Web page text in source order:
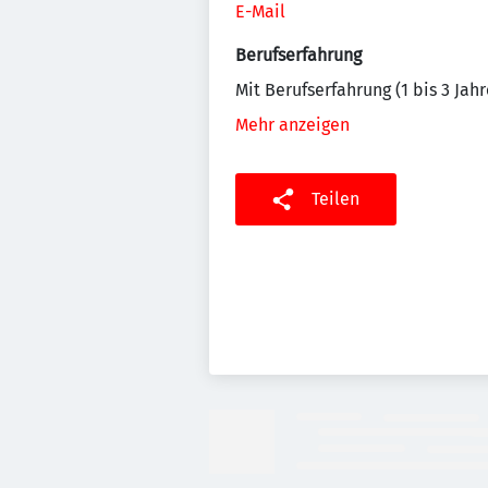
E-Mail
Berufserfahrung
Mit Berufserfahrung (1 bis 3
Mehr anzeigen
Teilen